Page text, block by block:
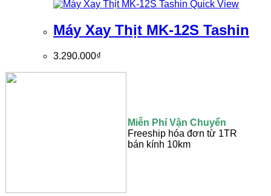
Quick View
Máy Xay Thịt MK-12S Tashin
3.290.000₫
Miễn Phí Vận Chuyển
Freeship hóa đơn từ 1TR
bán kính 10km